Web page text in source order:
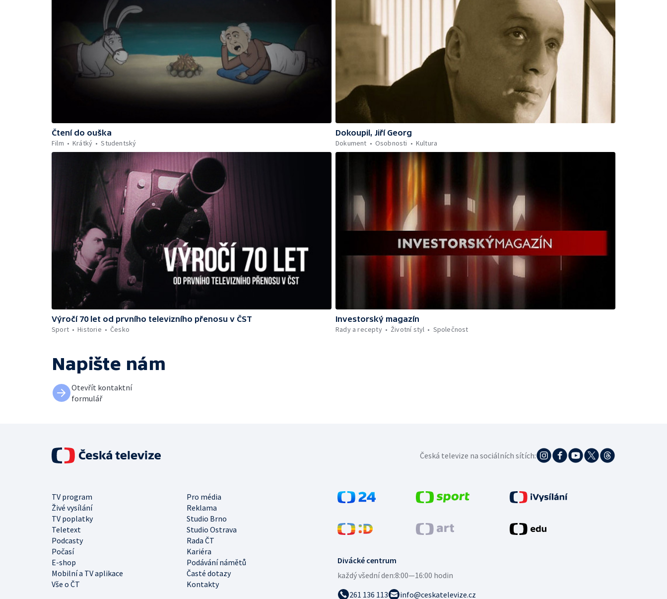
Čtení do ouška
Film
Krátký Studentský
Dokoupil, Jiří Georg
Dokument
Osobnosti Kultura
Výročí 70 let od prvního televizního přenosu v ČST
Sport
Historie Česko
Investorský magazín
Rady a recepty
Životní styl Společnost
Napište nám
Otevřít kontaktní
formulář
Divácké centrum
každý všední den:8:00—16:00 hodin
261 136 113
info@ceskatelevize.cz
TV program
Pro média
Živé vysílání
Reklama
TV poplatky
Studio Brno
Teletext
Studio Ostrava
Podcasty
Rada ČT
Počasí
Kariéra
E-shop
Podávání námětů
Mobilní a TV aplikace
Časté dotazy
Vše o ČT
Kontakty
Česká televize na sociálních sítích: